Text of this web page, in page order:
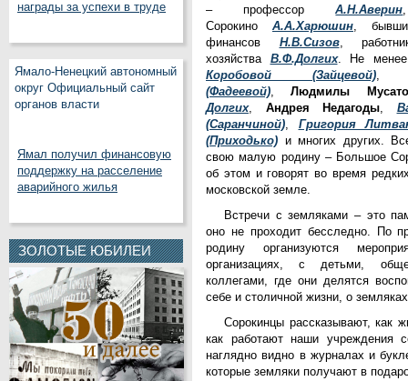
награды за успехи в труде
Ямало-Ненецкий автономный
округ Официальный сайт
органов власти
Ямал получил финансовую
поддержку на расселение
аварийного жилья
ЗОЛОТЫЕ ЮБИЛЕИ
– профессорА.Н.Аверин
Сорокино А.А.Харюшин,
финансов Н.В.Сизов,
хозяйства В.Ф.Долгих. Не
Коробовой (Зайцевой)
(Фадеевой),Людмилы
Долгих, Андрея Недагоды,
(Саранчиной), Григория
(Приходько) и многих других.
свою малую родину – Большое
об этом и говорят во время
московской земле.
Встречи с земляками – это
оно не проходит бесследно. По
родину организуются
организациях, с детьми,
коллегами, где они делятся
себе и столичной жизни, о
Сорокинцы рассказывают, как
как работают наши учреждения
наглядно видно в журналах и
которые земляки получают в